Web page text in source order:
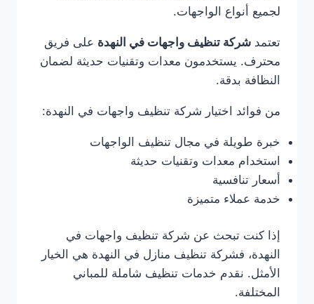
لجميع أنواع الواجهات.
تعتمد شركة تنظيف واجهات في النهدة على فريق
محترف. يستخدمون معدات وتقنيات حديثة لضمان
النظافة بدقة.
من فوائد اختيار شركة تنظيف واجهات في النهدة:
خبرة طويلة في مجال تنظيف الواجهات
استخدام معدات وتقنيات حديثة
أسعار تنافسية
خدمة عملاء متميزة
إذا كنت تبحث عن شركة تنظيف واجهات في
النهدة، فشركة تنظيف منازل في النهدة هي الخيار
الأمثل. نقدم خدمات تنظيف شاملة للمباني
المختلفة.